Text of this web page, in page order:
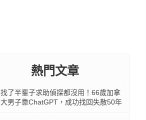
熱門文章
找了半輩子求助偵探都沒用！66歲加拿
大男子靠ChatGPT，成功找回失散50年